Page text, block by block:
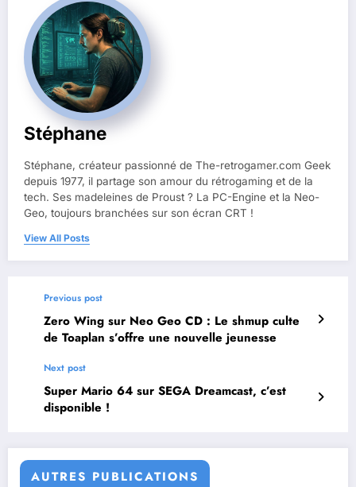
Stéphane
Stéphane, créateur passionné de The-retrogamer.com Geek
depuis 1977, il partage son amour du rétrogaming et de la
tech. Ses madeleines de Proust ? La PC-Engine et la Neo-
Geo, toujours branchées sur son écran CRT !
View All Posts
Previous post
Zero Wing sur Neo Geo CD : Le shmup culte
de Toaplan s’offre une nouvelle jeunesse
Next post
Super Mario 64 sur SEGA Dreamcast, c’est
disponible !
AUTRES PUBLICATIONS